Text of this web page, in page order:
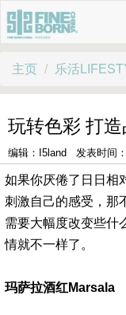
主页 乐活
玩转色彩 打
编辑：I5land 发表时间
如果你厌倦了日日相
刺激自己的感受，那
需要大幅度改变些什
情就不一样了。
玛萨拉酒红Marsala